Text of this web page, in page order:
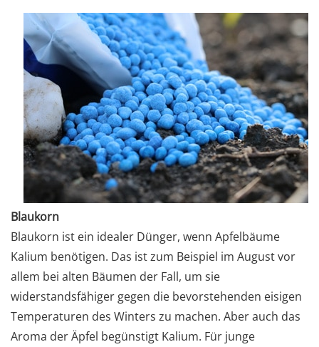
Blaukorn
Blaukorn ist ein idealer Dünger, wenn Apfelbäume
Kalium benötigen. Das ist zum Beispiel im August vor
allem bei alten Bäumen der Fall, um sie
widerstandsfähiger gegen die bevorstehenden eisigen
Temperaturen des Winters zu machen. Aber auch das
Aroma der Äpfel begünstigt Kalium. Für junge